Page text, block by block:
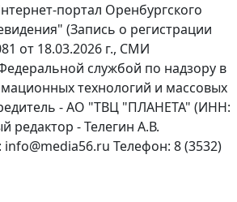
портал Оренбургского
(Запись о регистрации
от 18.03.2026 г., СМИ
службой по надзору в
технологий и массовых
- АО "ТВЦ "ПЛАНЕТА" (ИНН:
редактор - Телегин А.В.
Телефон: 8 (3532)